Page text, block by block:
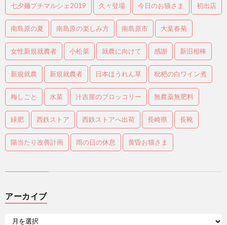
七夕麺プチマルシェ2019 久々登場 今日のお猫さま 初出店
南島原の夏 南島原の楽しみ方 南島原市 大葉春菊
女性新規就農者 小松菜 就農に向けて 感謝 新旧相棒
新規就農 新規就農者 日本ほうれん草 枇杷の白ワイン煮
梅しごと 水菜 汁吉屋のブロッコリー 無農薬無肥料
緑肥 西鉄ストア 西鉄ストアへ出荷 長崎県 長靴
陽当たり改善計画 雨の日の休息 黄昏お猫さま
アーカイブ